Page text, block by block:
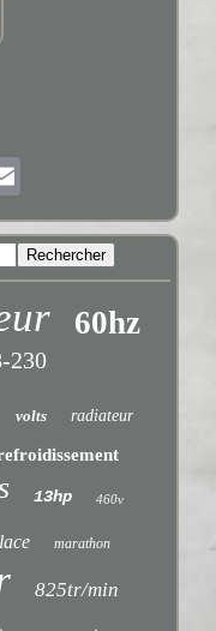
60hz
230
volts radiateur
13hp 460v
marathon
825tr/min